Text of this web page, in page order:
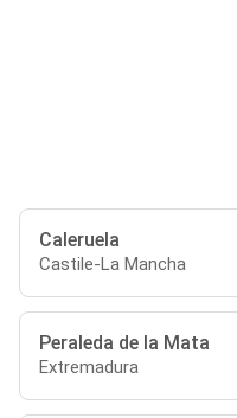
Caleruela
Castile-La Mancha
Peraleda de la Mata
Extremadura